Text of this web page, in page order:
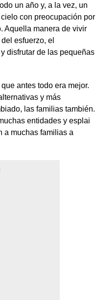
un año y, a la vez, un
con preocupación por
Aquella manera de vivir
esfuerzo, el
disfrutar de las pequeñas
antes todo era mejor.
y más
las familias también.
entidades y esplai
a muchas familias a